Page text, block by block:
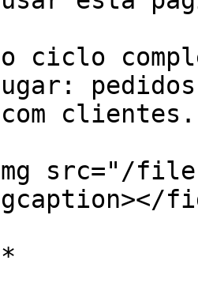
o ciclo
clientes.
src="/files/